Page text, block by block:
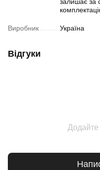
Виробник Україна
Відгуки
Додайте